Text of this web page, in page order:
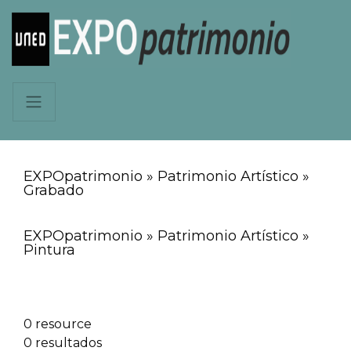
EXPOpatrimonio » Patrimonio Artístico »
Grabado
EXPOpatrimonio » Patrimonio Artístico »
Pintura
0 resource
0 resultados